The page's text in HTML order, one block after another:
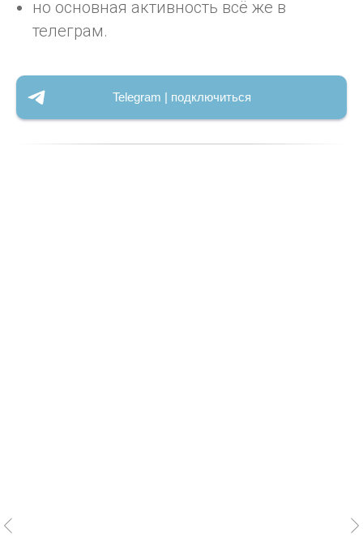
но основная активность всё же в
телеграм.
Telegram | подключиться